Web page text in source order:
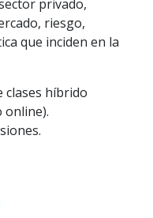
privado,
riesgo,
que inciden en la
clases híbrido
online).